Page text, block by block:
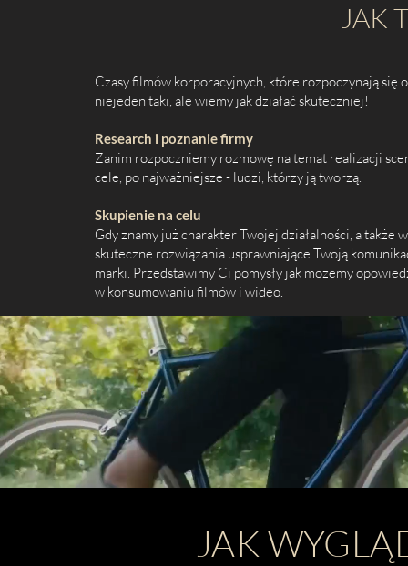
JAK
Czasy filmów korporacyjnych, które rozpoczynają się
niejeden taki, ale wiemy jak działać skuteczniej!
Research i poznanie firmy
Zanim rozpoczniemy rozmowę na temat realizacji
cele, po najważniejsze - ludzi, którzy ją tworzą.
Skupienie na celu
Gdy znamy już charakter Twojej działalności, a
skuteczne rozwiązania usprawniające Twoją
marki. Przedstawimy Ci pomysły jak możemy
w konsumowaniu filmów i wideo.
JAK